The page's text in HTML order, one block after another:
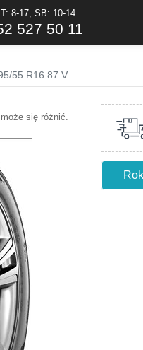
8-17, SB: 10-14
527 50 11
55 R16 87 V
się różnić.